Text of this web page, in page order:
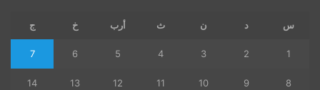
س د ن ث أرب خ ج
1
2
3
4
5
6
7
8
9
10
11
12
13
14